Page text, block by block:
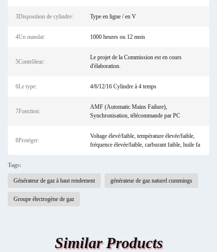
3Disposition de cylindre: Type en ligne / en V
4Un mandat: 1000 heures ou 12 mois
5Contrôleur:
Le projet de la Commission est en cours
d'élaboration.
6Le type: 4/6/12/16 Cylindre à 4 temps
7Fonction:
AMF (Automatic Mains Failure),
Synchronisation, télécommande par PC
8Protéger:
Voltage élevé/faible, température élevée/faible,
fréquence élevée/faible, carburant faible, huile fa
Tags:
Générateur de gaz à haut rendement générateur de gaz naturel cummings
Groupe électrogène de gaz
Similar Products